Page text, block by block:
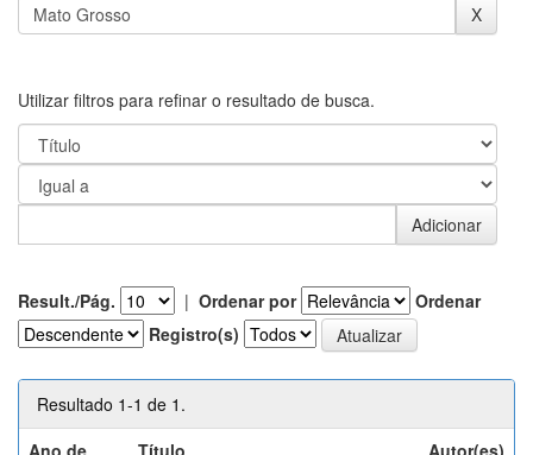
Utilizar filtros para refinar o resultado de busca.
Result./Pág. | Ordenar por
Ordenar
Registro(s)
Resultado 1-1 de 1.
Ano de
Título Autor(es)